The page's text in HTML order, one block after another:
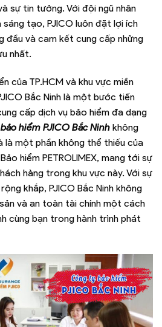
sự tin tưởng. Với đội ngũ nhân
sáng tạo, PJICO luôn đặt lợi ích
đầu và cam kết cung cấp những
nhất.
của TP.HCM và khu vực miền
Bắc Ninh là một bước tiến
cấp dịch vụ bảo hiểm đa dạng
hiểm PJICO Bắc Ninh không
là một phần không thể thiếu của
hiểm PETROLIMEX, mang tới sự
hàng trong khu vực này. Với sự
khắp, PJICO Bắc Ninh không
và an toàn tài chính một cách
cùng bạn trong hành trình phát